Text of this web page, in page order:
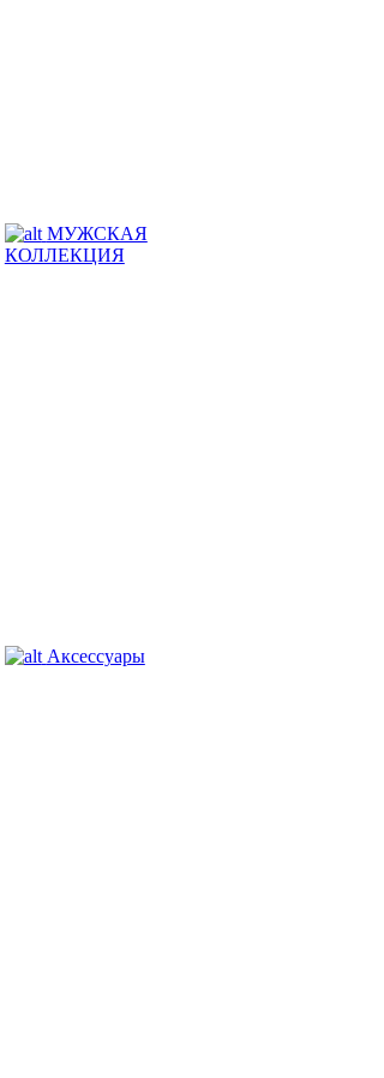
МУЖСКАЯ
КОЛЛЕКЦИЯ
Аксессуары